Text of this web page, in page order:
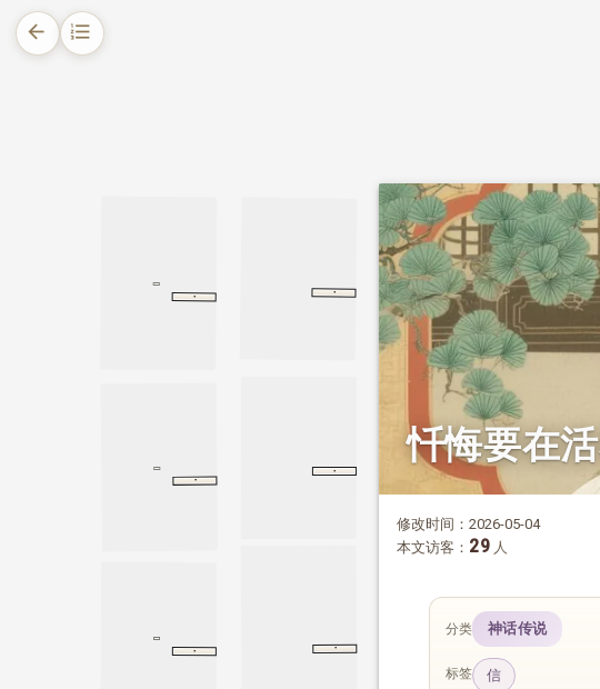
arrow_back format_list_numbered
游龙门奉先寺
·
游龙门奉先寺
有行无行品
·
有行无行品
君陈
·
世记经
长阿含经
·
释初品
·
为曹公作书与孙权
·
为曹公作书与孙权
忏悔要在
修改时间：2026-05-04
本文访客： 29 人
分类 神话传说
标签 信